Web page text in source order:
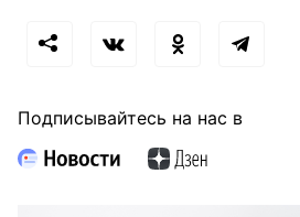
Подписывайтесь на нас в